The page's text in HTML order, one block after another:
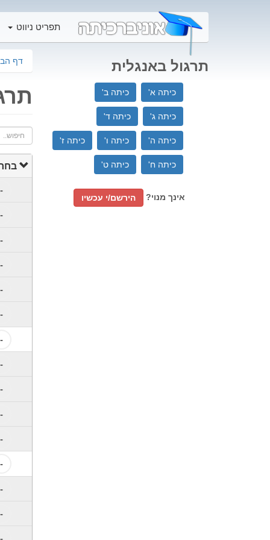
תפריט ניווט
תרגול באנגלית
כיתה א' כיתה ב'
כיתה ג' כיתה ד'
כיתה ה' כיתה ו' כיתה ז'
כיתה ח' כיתה ט'
אינך מנוי? הירשם/י עכשיו
דף
חיפוש..
-
-
-
-
-
-
-
-
-
-
-
-
-
-